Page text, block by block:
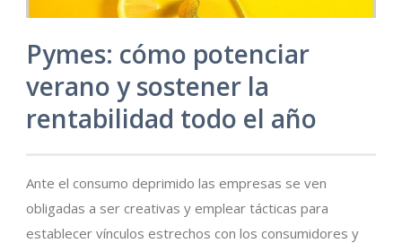
Pymes: cómo potenciar
verano y sostener la
rentabilidad todo el año
Ante el consumo deprimido las empresas se ven
obligadas a ser creativas y emplear tácticas para
establecer vínculos estrechos con los consumidores y